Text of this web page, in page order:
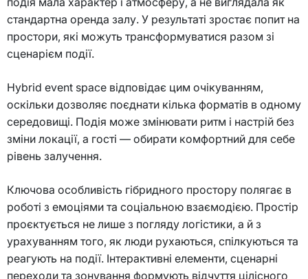
стандартна оренда залу. У результаті зростає попит на
простори, які можуть трансформуватися разом зі
сценарієм події.
Hybrid event space відповідає цим очікуванням,
оскільки дозволяє поєднати кілька форматів в одному
середовищі. Подія може змінювати ритм і настрій без
зміни локації, а гості — обирати комфортний для себе
рівень залучення.
Ключова особливість гібридного простору полягає в
роботі з емоціями та соціальною взаємодією. Простір
проєктується не лише з погляду логістики, а й з
урахуванням того, як люди рухаються, спілкуються та
реагують на події. Інтерактивні елементи, сценарні
переходи та зонування формують відчуття цілісного